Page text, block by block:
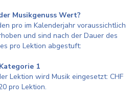
Musikgenuss Wert?
pro im Kalenderjahr voraussichtlich
und sind nach der Dauer des
pro Lektion abgestuft:
Kategorie 1
Lektion wird Musik eingesetzt: CHF
pro Lektion.